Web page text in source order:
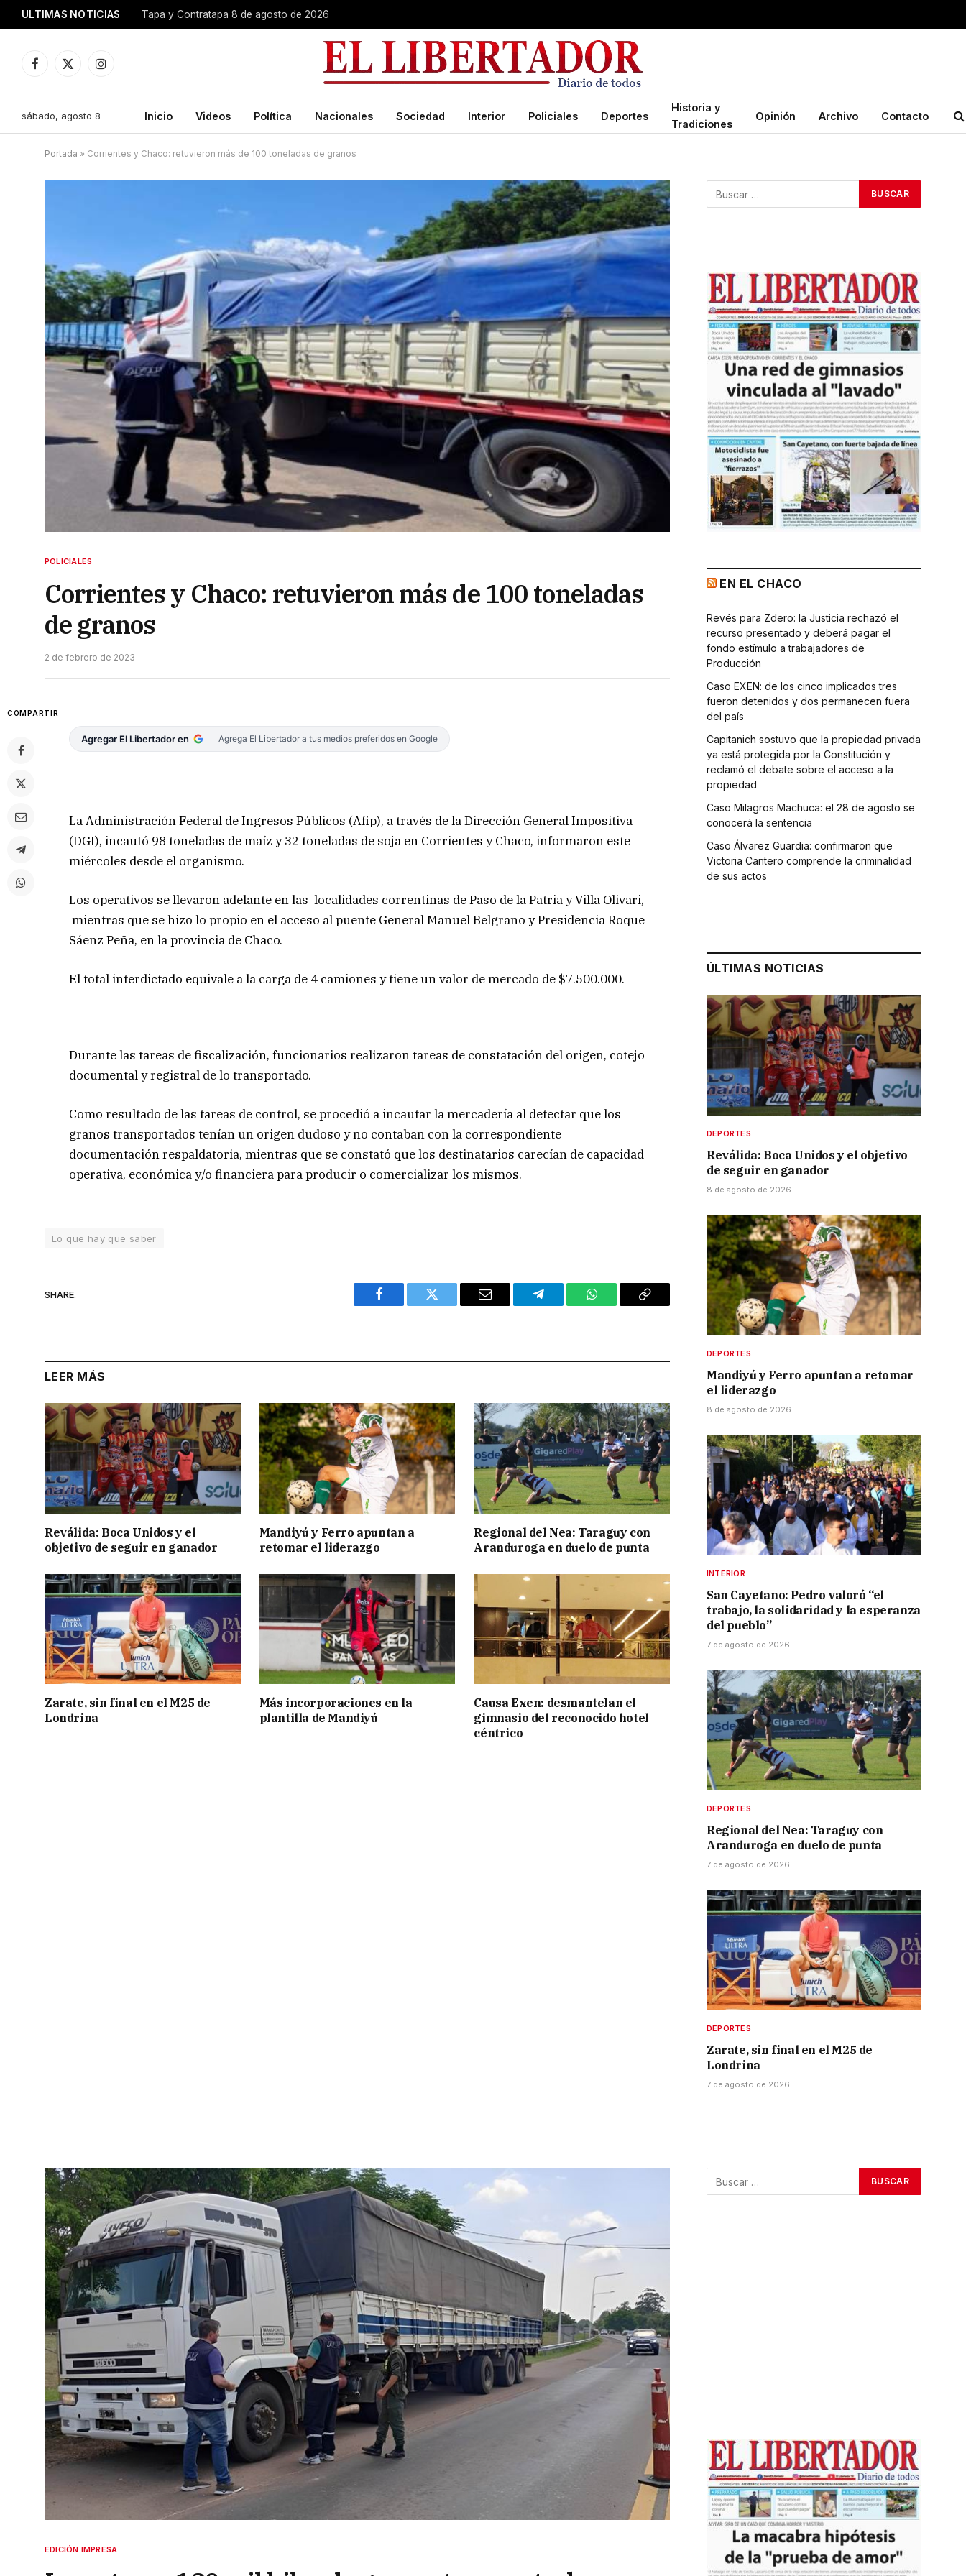
ULTIMAS NOTICIAS Tapa y Contratapa 8 de agosto de 2026
Facebook
X
Instagram
sábado, agosto 8 Inicio Videos Política Nacionales Sociedad Interior Policiales Deportes
Historia y
Tradiciones
Opinión Archivo Contacto
Portada » Corrientes y Chaco: retuvieron más de 100 toneladas de granos
POLICIALES
Corrientes y Chaco: retuvieron más de 100 toneladas
de granos
2 de febrero de 2023
COMPARTIR
Agregar El Libertador en Agrega El Libertador a tus medios preferidos en Google
La Administración Federal de Ingresos Públicos (Afip), a través de la Dirección General Impositiva
(DGI), incautó 98 toneladas de maíz y 32 toneladas de soja en Corrientes y Chaco, informaron este
miércoles desde el organismo.
Los operativos se llevaron adelante en las localidades correntinas de Paso de la Patria y Villa Olivari,
mientras que se hizo lo propio en el acceso al puente General Manuel Belgrano y Presidencia Roque
Sáenz Peña, en la provincia de Chaco.
El total interdictado equivale a la carga de 4 camiones y tiene un valor de mercado de $7.500.000.
Durante las tareas de fiscalización, funcionarios realizaron tareas de constatación del origen, cotejo
documental y registral de lo transportado.
Como resultado de las tareas de control, se procedió a incautar la mercadería al detectar que los
granos transportados tenían un origen dudoso y no contaban con la correspondiente
documentación respaldatoria, mientras que se constató que los destinatarios carecían de capacidad
operativa, económica y/o financiera para producir o comercializar los mismos.
Lo que hay que saber
SHARE.
Facebook Twitter Email Telegram WhatsAppCopy
LEER MÁS
Reválida: Boca Unidos y el
objetivo de seguir en ganador
Mandiyú y Ferro apuntan a
retomar el liderazgo
Regional del Nea: Taraguy con
Aranduroga en duelo de punta
Zarate, sin final en el M25 de
Londrina
Más incorporaciones en la
plantilla de Mandiyú
Causa Exen: desmantelan el
gimnasio del reconocido hotel
céntrico
EN EL CHACO
Revés para Zdero: la Justicia rechazó el
recurso presentado y deberá pagar el
fondo estímulo a trabajadores de
Producción
Caso EXEN: de los cinco implicados tres
fueron detenidos y dos permanecen fuera
del país
Capitanich sostuvo que la propiedad privada
ya está protegida por la Constitución y
reclamó el debate sobre el acceso a la
propiedad
Caso Milagros Machuca: el 28 de agosto se
conocerá la sentencia
Caso Álvarez Guardia: confirmaron que
Victoria Cantero comprende la criminalidad
de sus actos
ÚLTIMAS NOTICIAS
DEPORTES
Reválida: Boca Unidos y el objetivo
de seguir en ganador
8 de agosto de 2026
DEPORTES
Mandiyú y Ferro apuntan a retomar
el liderazgo
8 de agosto de 2026
INTERIOR
San Cayetano: Pedro valoró “el
trabajo, la solidaridad y la esperanza
del pueblo”
7 de agosto de 2026
DEPORTES
Regional del Nea: Taraguy con
Aranduroga en duelo de punta
7 de agosto de 2026
DEPORTES
Zarate, sin final en el M25 de
Londrina
7 de agosto de 2026
EDICIÓN IMPRESA